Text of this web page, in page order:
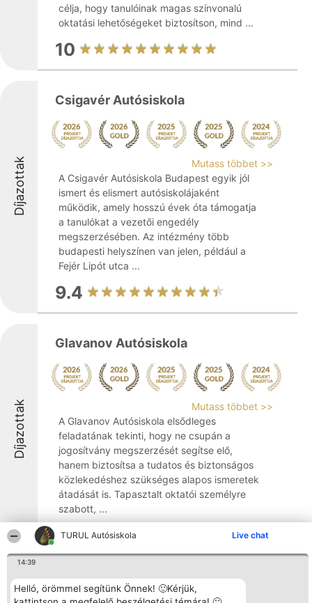
TURUL Autósiskola Live chat
14:39
Helló, örömmel segítünk Önnek! 🙂Kérjük,
célja, hogy tanulóinak magas színvonalú
oktatási lehetőségeket biztosítson, mind ...
10
Díjazottak
Csigavér Autósiskola
Mutass többet >>
A Csigavér Autósiskola Budapest egyik jól
ismert és elismert autósiskolájaként
működik, amely hosszú évek óta támogatja
a tanulókat a vezetői engedély
megszerzésében. Az intézmény több
budapesti helyszínen van jelen, például a
Fejér Lipót utca ...
9.4
Díjazottak
Glavanov Autósiskola
Mutass többet >>
A Glavanov Autósiskola elsődleges
feladatának tekinti, hogy ne csupán a
jogosítvány megszerzését segítse elő,
hanem biztosítsa a tudatos és biztonságos
közlekedéshez szükséges alapos ismeretek
átadását is. Tapasztalt oktatói személyre
szabott, ...
10
DARÁNYI DRIVE